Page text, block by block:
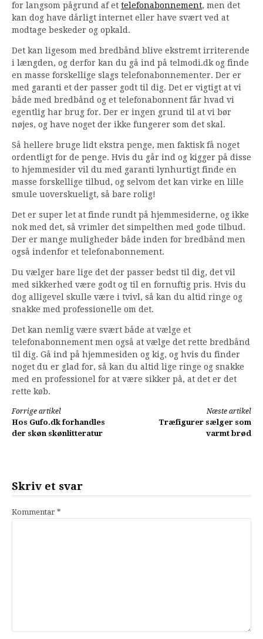
for langsom pågrund af et telefonabonnement, men det
kan dog have dårligt internet eller have svært ved at
modtage beskeder og opkald.
Det kan ligesom med bredbånd blive ekstremt irriterende
i længden, og derfor kan du gå ind på telmodi.dk og finde
en masse forskellige slags telefonabonnementer. Der er
med garanti et der passer godt til dig. Det er vigtigt at vi
både med bredbånd og et telefonabonnent får hvad vi
egentlig har brug for. Der er ingen grund til at vi bør
nøjes, og have noget der ikke fungerer som det skal.
Så hellere bruge lidt ekstra penge, men faktisk få noget
ordentligt for de penge. Hvis du går ind og kigger på disse
to hjemmesider vil du med garanti lynhurtigt finde en
masse forskellige tilbud, og selvom det kan virke en lille
smule uoverskueligt, så bare rolig!
Det er super let at finde rundt på hjemmesiderne, og ikke
nok med det, så vrimler det simpelthen med gode tilbud.
Der er mange muligheder både inden for bredbånd men
også indenfor et telefonabonnement.
Du vælger bare lige det der passer bedst til dig, det vil
med sikkerhed være godt og til en fornuftig pris. Hvis du
dog alligevel skulle være i tvivl, så kan du altid ringe og
snakke med professionelle om det.
Det kan nemlig være svært både at vælge et
telefonabonnement men også at vælge det rette bredbånd
til dig. Gå ind på hjemmesiden og kig, og hvis du finder
noget du er glad for, så kan du altid lige ringe og snakke
med en professionel for at være sikker på, at det er det
rette køb.
Læs
Forrige artikel
Hos Gufo.dk forhandles
der skøn skønlitteratur
Næste artikel
Træfigurer sælger som
varmt brød
Skriv et svar
Kommentar *